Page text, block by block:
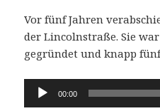
Vor fünf Jahren
der Lincolnstraße. Sie
gegründet und knapp
Audio-
00:00